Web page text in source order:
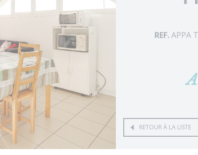
REF.APPA
RETOUR À LA LISTE